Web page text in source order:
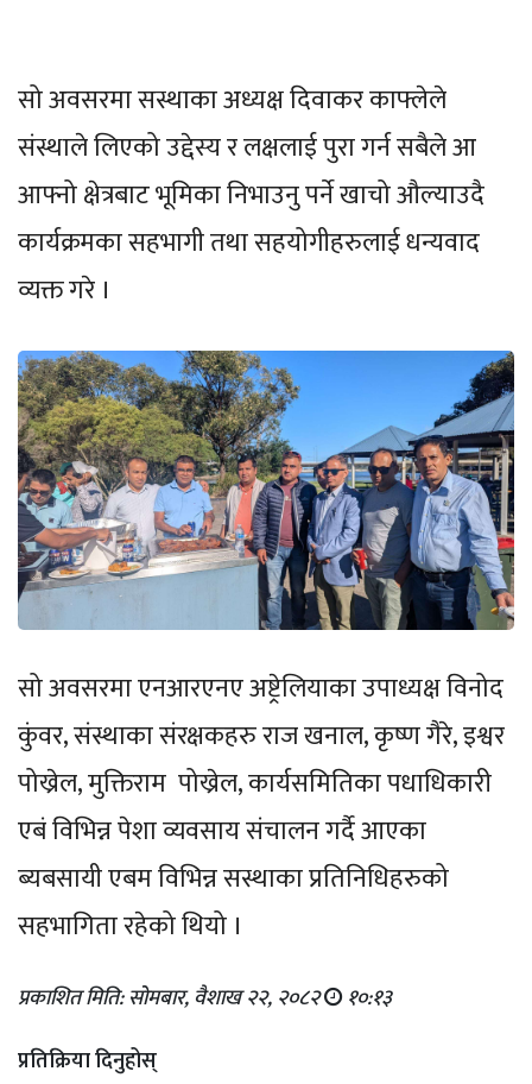
सो अवसरमा सस्थाका अध्यक्ष दिवाकर काफ्लेले
संस्थाले लिएको उद्देस्य र लक्षलाई पुरा गर्न सबैले आ
आफ्नो क्षेत्रबाट भूमिका निभाउनु पर्ने खाचो औल्याउदै
कार्यक्रमका सहभागी तथा सहयोगीहरुलाई धन्यवाद
व्यक्त गरे ।
सो अवसरमा एनआरएनए अष्ट्रेलियाका उपाध्यक्ष विनोद
कुंवर, संस्थाका संरक्षकहरु राज खनाल, कृष्ण गैरे, इश्वर
पोख्रेल, मुक्तिराम पोख्रेल, कार्यसमितिका पधाधिकारी
एबं विभिन्न पेशा व्यवसाय संचालन गर्दै आएका
ब्यबसायी एबम विभिन्न सस्थाका प्रतिनिधिहरुको
सहभागिता रहेको थियो ।
प्रकाशित मिति: सोमबार, वैशाख २२, २०८२ १०:१३
प्रतिक्रिया दिनुहोस्